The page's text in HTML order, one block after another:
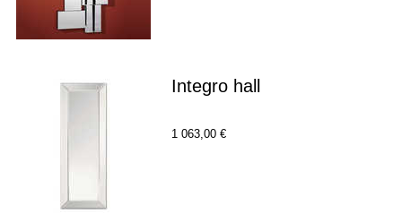
Integro hall
1 063,00 €